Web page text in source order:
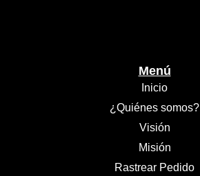
Menú
Inicio
¿Quiénes somos?
Visión
Misión
Rastrear Pedido